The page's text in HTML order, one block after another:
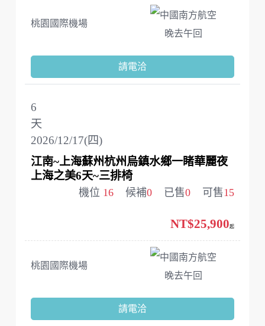
桃園國際機場
中國南方航空
晚去午回
請電洽
2026/12/17(四)
6
天
江南~上海蘇州杭州烏鎮水鄉一睹華麗夜
上海之美6天~三排椅
機位 16 候補0 已售0 可售15
桃園國際機場
中國南方航空
晚去午回
NT$25,900起
請電洽